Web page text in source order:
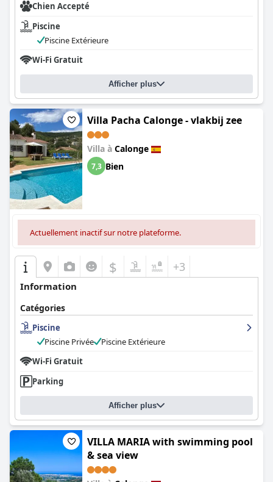
Chien Accepté
Piscine
Piscine Extérieure
Wi-Fi Gratuit
Afficher plus
Villa Pacha Calonge - vlakbij zee
Villa à Calonge
7,3 Bien
Actuellement inactif sur notre plateforme.
$ +3
Information
Catégories
Piscine
Piscine Privée
Piscine Extérieure
Wi-Fi Gratuit
Parking
Afficher plus
VILLA MARIA with swimming pool
& sea view